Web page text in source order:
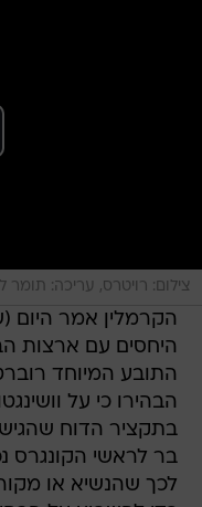
צילום: רויטרס, עריכה: תומר
הקרמלין אמר היום
היחסים עם ארצות
התובע המיוחד
הבהירו כי על
בתקציר הדוח שהגיש
בר לראשי הקונגרס
לכך שהנשיא או